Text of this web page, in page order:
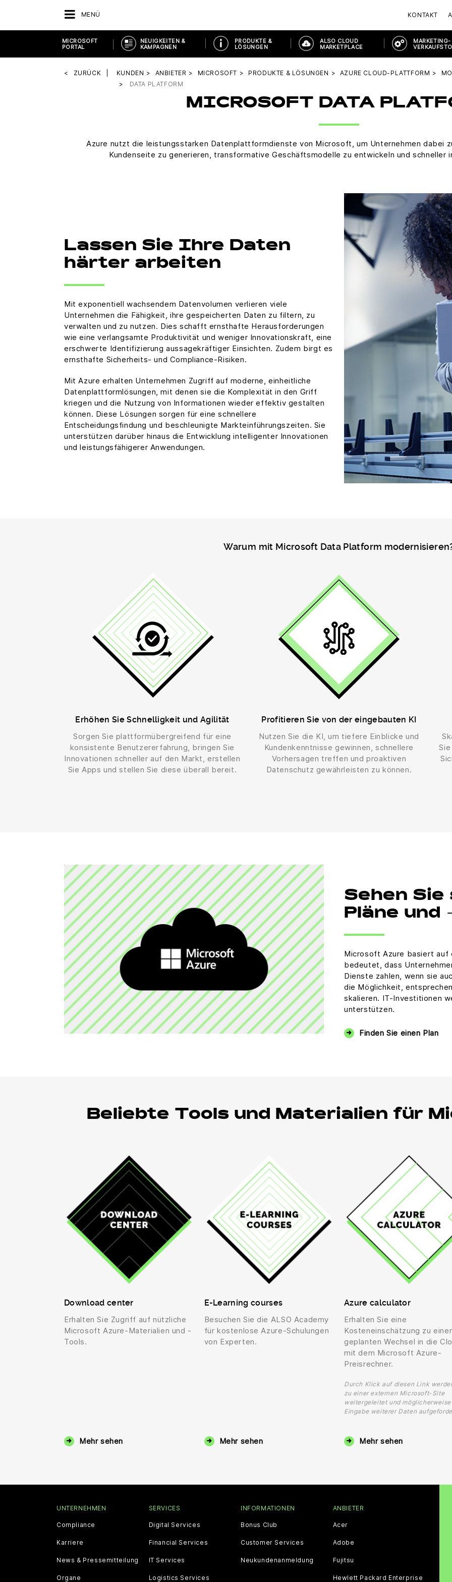
MENÜ KONTAKT
MICROSOFT
PORTAL
NEUIGKEITEN &
KAMPAGNEN
PRODUKTE &
LÖSUNGEN
ALSO CLOUD
MARKETPLACE
ZURÜCK KUNDEN ANBIETER MICROSOFT PRODUKTE & LÖSUNGEN AZURE CLOUD-PLATTFORM
DATA PLATFORM
MICROSOFT DATA
Azure nutzt die leistungsstarken Datenplattformdienste von Microsoft, um Unternehmen dabei
Kundenseite zu generieren, transformative Geschäftsmodelle zu entwickeln und schneller
Lassen Sie Ihre Daten
härter arbeiten
Mit exponentiell wachsendem Datenvolumen verlieren viele
Unternehmen die Fähigkeit, ihre gespeicherten Daten zu filtern, zu
verwalten und zu nutzen. Dies schafft ernsthafte Herausforderungen
wie eine verlangsamte Produktivität und weniger Innovationskraft, eine
erschwerte Identifizierung aussagekräftiger Einsichten. Zudem birgt es
ernsthafte Sicherheits- und Compliance-Risiken.
Mit Azure erhalten Unternehmen Zugriff auf moderne, einheitliche
Datenplattformlösungen, mit denen sie die Komplexität in den Griff
kriegen und die Nutzung von Informationen wieder effektiv gestalten
können. Diese Lösungen sorgen für eine schnellere
Entscheidungsfindung und beschleunigte Markteinführungszeiten. Sie
unterstützen darüber hinaus die Entwicklung intelligenter Innovationen
und leistungsfähigerer Anwendungen.
Warum mit Microsoft Data Platform
Erhöhen Sie Schnelligkeit und Agilität
Sorgen Sie plattformübergreifend für eine
konsistente Benutzererfahrung, bringen Sie
Innovationen schneller auf den Markt, erstellen
Sie Apps und stellen Sie diese überall bereit.
Profitieren Sie von der eingebauten KI
Nutzen Sie die KI, um tiefere Einblicke und
Kundenkenntnisse gewinnen, schnellere
Vorhersagen treffen und proaktiven
Datenschutz gewährleisten zu können.
Sehen
Pläne und
Microsoft Azure basiert auf
bedeutet, dass
Dienste zahlen, wenn sie
die Möglichkeit,
skalieren. IT-Investitionen
unterstützen.
Finden Sie einen Plan
Beliebte Tools und Materialien für
Download center
Erhalten Sie Zugriff auf nützliche
Microsoft Azure-Materialien und -
Tools.
Mehr sehen
E-Learning courses
Besuchen Sie die ALSO Academy
für kostenlose Azure-Schulungen
von Experten.
Mehr sehen
Azure calculator
Erhalten Sie eine
Kosteneinschätzung zu
geplanten Wechsel in die
mit dem Microsoft Azure-
Preisrechner.
Durch Klick auf diesen Link
zu einer externen Microsoft-Site
weitergeleitet und möglicherweise
Eingabe weiterer Daten
Mehr sehen
UNTERNEHMEN
Compliance
Karriere
News & Pressemitteilung
Organe
SERVICES
Digital Services
Financial Services
IT Services
Logistics Services
INFORMATIONEN
Bonus Club
Customer Services
Neukundenanmeldung
ANBIETER
Acer
Adobe
Fujitsu
Hewlett Packard Enterprise